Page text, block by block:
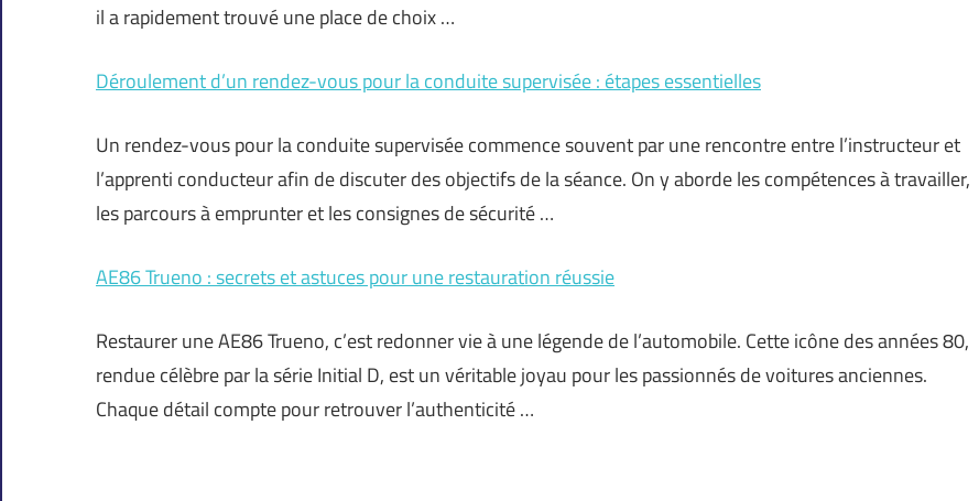
il a rapidement trouvé une place de choix …
Déroulement d’un rendez-vous pour la conduite supervisée : étapes essentielles
Un rendez-vous pour la conduite supervisée commence souvent par une rencontre entre l’instructeur et
l’apprenti conducteur afin de discuter des objectifs de la séance. On y aborde les compétences à travailler,
les parcours à emprunter et les consignes de sécurité …
AE86 Trueno : secrets et astuces pour une restauration réussie
Restaurer une AE86 Trueno, c’est redonner vie à une légende de l’automobile. Cette icône des années 80,
rendue célèbre par la série Initial D, est un véritable joyau pour les passionnés de voitures anciennes.
Chaque détail compte pour retrouver l’authenticité …